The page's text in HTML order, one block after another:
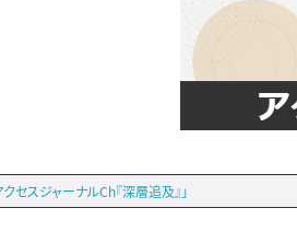
セスジャーナルCh『深層追及』」